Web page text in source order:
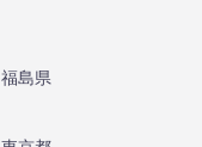
福島県